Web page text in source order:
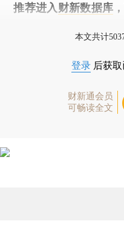
推荐进入 财新数据库
本文共计
登录 后获
财新通会员
可畅读全文